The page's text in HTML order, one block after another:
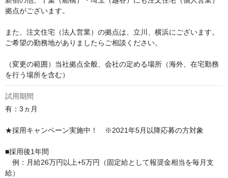
拠点がございます。
また、注文住宅（法人営業）の拠点は、立川、横浜にございます。
ご希望の勤務地がありましたらご相談ください。
（変更の範囲）当社拠点全般、会社の定める場所（海外、在宅勤務
を行う場所を含む）
試用期間
有：3ヵ月
★採用キャンペーン実施中！　※2021年5月以降応募の方対象
■採用後1年間
例：月給26万円以上+5万円（固定給として報奨金相当を毎月支
給）